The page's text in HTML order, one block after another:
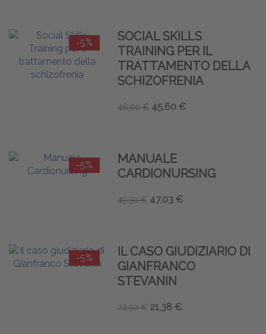
-5%
SOCIAL SKILLS
TRAINING PER IL
TRATTAMENTO DELLA
SCHIZOFRENIA
48,00 € 45,60 €
-5%
MANUALE
CARDIONURSING
49,50 € 47,03 €
-5%
IL CASO GIUDIZIARIO DI
GIANFRANCO
STEVANIN
22,50 € 21,38 €